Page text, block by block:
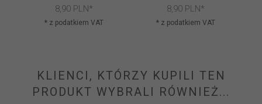
8,90 PLN*
* z podatkiem VAT
8,90 PLN*
* z podatkiem VAT
KLIENCI, KTÓRZY KUPILI TEN
PRODUKT WYBRALI RÓWNIEŻ...